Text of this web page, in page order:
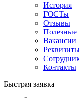
История
ГОСТы
Отзывы
Полезные
Вакансии
Реквизиты
Контакты
Быстрая заявка